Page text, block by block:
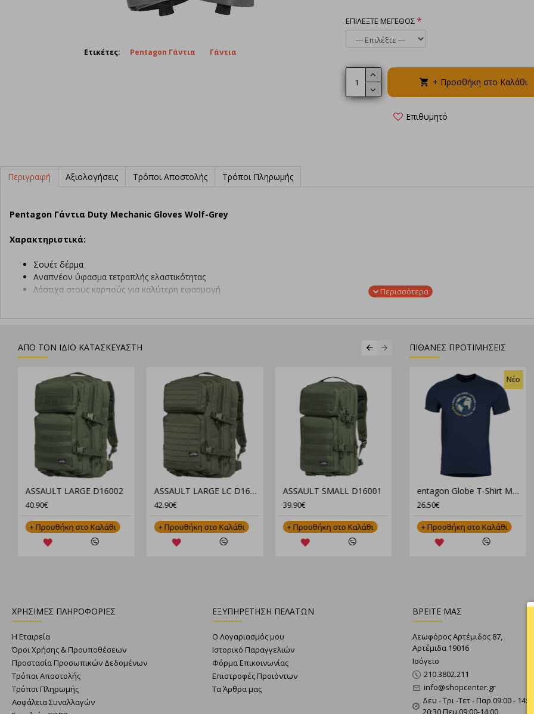
Ετικέτες: Pentagon Γάντια Γάντια
ΕΠΙΛΕΞΤΕ ΜΕΓΕΘΟΣ
+ Προσθήκη στο Καλάθι
Επιθυμητό
Περιγραφή Αξιολογήσεις Τρόποι Αποστολής Τρόποι Πληρωμής
Pentagon Γάντια Duty Mechanic Gloves Wolf-Grey
Χαρακτηριστικά:
Σουέτ δέρμα
Αναπνέον ύφασμα τετραπλής ελαστικότητας
Λάστιχα στους καρπούς για καλύτερη εφαρμογή
ΑΠΟ ΤΟΝ ΙΔΙΟ ΚΑΤΑΣΚΕΥΑΣΤΗ
ASSAULT LARGE D16002
+ Προσθήκη στο Καλάθι + Προσθήκη στο Καλάθι
ASSAULT SMALL D16001
+ Προσθήκη στο Καλάθι
ΠΙΘΑΝΕΣ ΠΡΟΤΙΜΗΣΕΙΣ
+ Προσθήκη στο Καλάθι + Προσθήκη στο Καλάθι
26.50€
+ Προσθήκη στο Καλάθι
ΧΡΗΣΙΜΕΣ ΠΛΗΡΟΦΟΡΙΕΣ
Η Εταιρεία
Όροι Χρήσης & Προυποθέσεων
Προστασία Προσωπικών Δεδομένων
Τρόποι Αποστολής
Τρόποι Πληρωμής
Ασφάλεια Συναλλαγών
ΕΞΥΠΗΡΕΤΗΣΗ ΠΕΛΑΤΩΝ
Ο Λογαριασμός μου
Ιστορικό Παραγγελιών
Φόρμα Επικοινωνίας
Επιστροφές Προιόντων
Τα Άρθρα μας
ΒΡΕΙΤΕ ΜΑΣ
Λεωφόρος Αρτέμιδος 87,
Αρτέμιδα 19016
Ισόγειο
210.3802.211
info@shopcenter.gr
Δευ - Τρι -Τετ - Παρ 09:00 -
20:30 Πεμ 09:00-14:00